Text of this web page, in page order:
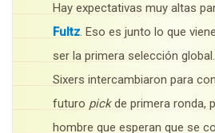
Hay expectativas muy altas
Fultz. Eso es junto lo que
ser la primera selección
Sixers intercambiaron para
futuro pickde primera ronda,
hombre que esperan que se